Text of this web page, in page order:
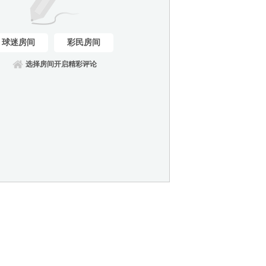
球迷房间 彩民房间
选择房间开启精彩评论